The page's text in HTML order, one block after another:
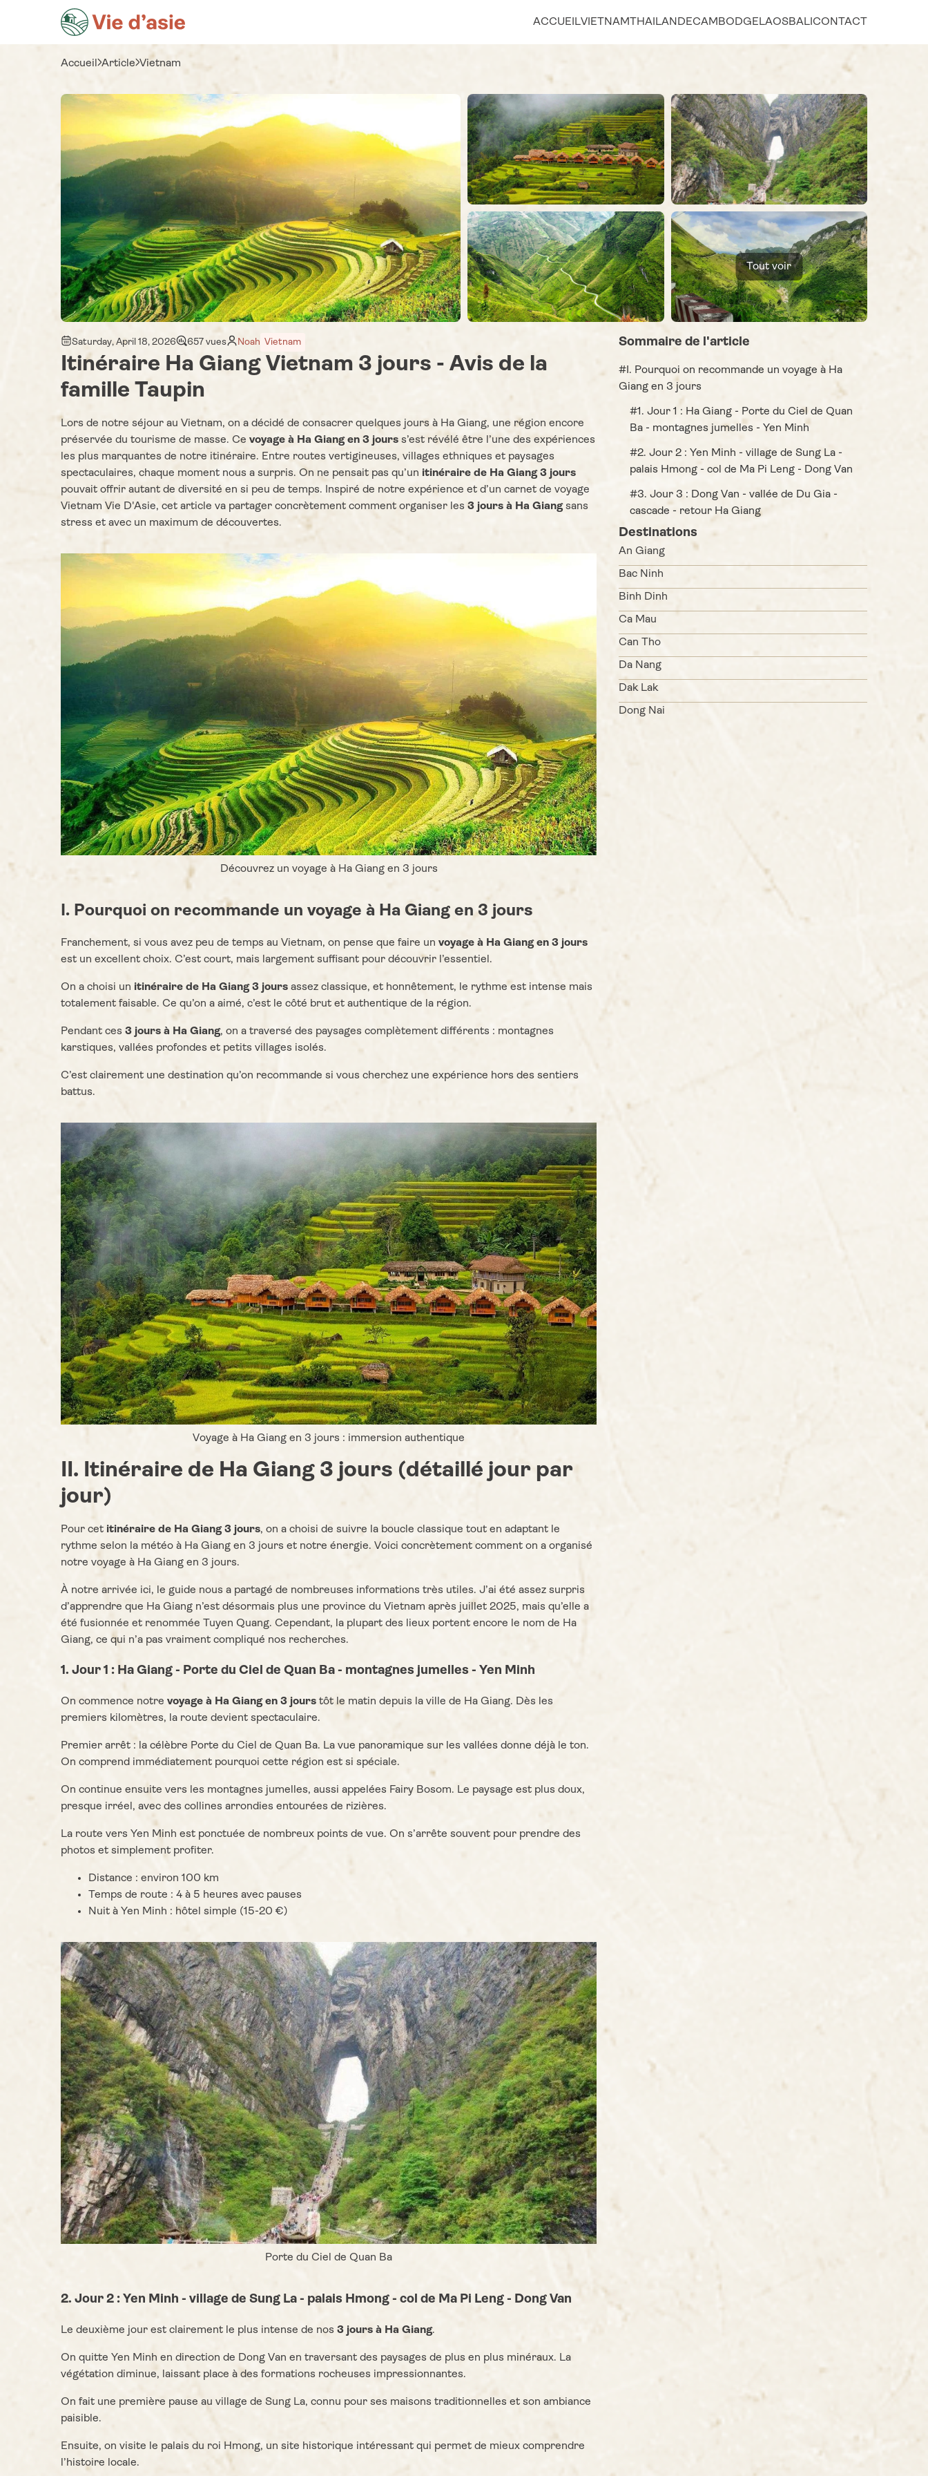
ACCUEILVIETNAMTHAILANDECAMBODGELAOSBALI CONTACT
Accueil Article Vietnam
Tout voir
Saturday, April 18, 2026 657 vues Noah Vietnam
Itinéraire Ha Giang Vietnam 3 jours - Avis de la
famille Taupin
Lors de notre séjour au Vietnam, on a décidé de consacrer quelques jours à Ha Giang, une région encore
préservée du tourisme de masse. Ce voyage à Ha Giang en 3 jours s’est révélé être l’une des expériences
les plus marquantes de notre itinéraire. Entre routes vertigineuses, villages ethniques et paysages
spectaculaires, chaque moment nous a surpris. On ne pensait pas qu’un itinéraire de Ha Giang 3 jours
pouvait offrir autant de diversité en si peu de temps. Inspiré de notre expérience et d’un carnet de voyage
Vietnam Vie D'Asie, cet article va partager concrètement comment organiser les 3 jours à Ha Giangsans
stress et avec un maximum de découvertes.
Découvrez un voyage à Ha Giang en 3 jours
I. Pourquoi on recommande un voyage à Ha Giang en 3 jours
Franchement, si vous avez peu de temps au Vietnam, on pense que faire un voyage à Ha Giang en 3 jours
est un excellent choix. C’est court, mais largement suffisant pour découvrir l’essentiel.
On a choisi un itinéraire de Ha Giang 3 jours assez classique, et honnêtement, le rythme est intense mais
totalement faisable. Ce qu’on a aimé, c’est le côté brut et authentique de la région.
Pendant ces 3 jours à Ha Giang, on a traversé des paysages complètement différents : montagnes
karstiques, vallées profondes et petits villages isolés.
C’est clairement une destination qu’on recommande si vous cherchez une expérience hors des sentiers
battus.
Voyage à Ha Giang en 3 jours : immersion authentique
II. Itinéraire de Ha Giang 3 jours (détaillé jour par
jour)
Pour cet itinéraire de Ha Giang 3 jours, on a choisi de suivre la boucle classique tout en adaptant le
rythme selon la météo à Ha Giang en 3 jours et notre énergie. Voici concrètement comment on a organisé
notre voyage à Ha Giang en 3 jours.
À notre arrivée ici, le guide nous a partagé de nombreuses informations très utiles. J’ai été assez surpris
d’apprendre que Ha Giang n’est désormais plus une province du Vietnam après juillet 2025, mais qu’elle a
été fusionnée et renommée Tuyen Quang. Cependant, la plupart des lieux portent encore le nom de Ha
Giang, ce qui n’a pas vraiment compliqué nos recherches.
1. Jour 1 : Ha Giang - Porte du Ciel de Quan Ba - montagnes jumelles - Yen Minh
On commence notre voyage à Ha Giang en 3 jours tôt le matin depuis la ville de Ha Giang. Dès les
premiers kilomètres, la route devient spectaculaire.
Premier arrêt : la célèbre Porte du Ciel de Quan Ba. La vue panoramique sur les vallées donne déjà le ton.
On comprend immédiatement pourquoi cette région est si spéciale.
On continue ensuite vers les montagnes jumelles, aussi appelées Fairy Bosom. Le paysage est plus doux,
presque irréel, avec des collines arrondies entourées de rizières.
La route vers Yen Minh est ponctuée de nombreux points de vue. On s’arrête souvent pour prendre des
photos et simplement profiter.
Distance : environ 100 km
Temps de route : 4 à 5 heures avec pauses
Nuit à Yen Minh : hôtel simple (15-20 €)
Porte du Ciel de Quan Ba
2. Jour 2 : Yen Minh - village de Sung La - palais Hmong - col de Ma Pi Leng - Dong Van
Le deuxième jour est clairement le plus intense de nos 3 jours à Ha Giang.
On quitte Yen Minh en direction de Dong Van en traversant des paysages de plus en plus minéraux. La
végétation diminue, laissant place à des formations rocheuses impressionnantes.
On fait une première pause au village de Sung La, connu pour ses maisons traditionnelles et son ambiance
paisible.
Ensuite, on visite le palais du roi Hmong, un site historique intéressant qui permet de mieux comprendre
l’histoire locale.
Sommaire de l'article
#I. Pourquoi on recommande un voyage à Ha
Giang en 3 jours
#1. Jour 1 : Ha Giang - Porte du Ciel de Quan
Ba - montagnes jumelles - Yen Minh
#2. Jour 2 : Yen Minh - village de Sung La -
palais Hmong - col de Ma Pi Leng - Dong Van
#3. Jour 3 : Dong Van - vallée de Du Gia -
cascade - retour Ha Giang
Destinations
An Giang
Bac Ninh
Binh Dinh
Ca Mau
Can Tho
Da Nang
Dak Lak
Dong Nai
Vinh Long
Son La